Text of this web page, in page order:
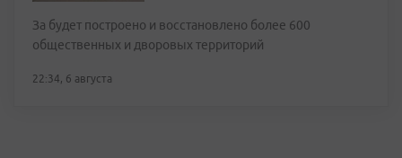
За будет построено и восстановлено более 600
общественных и дворовых территорий
22:34, 6 августа